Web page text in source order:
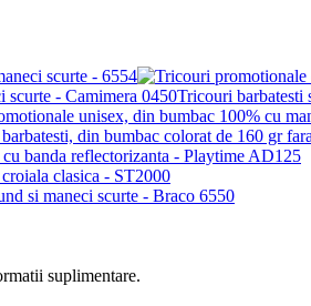
scurte - 6554
Tricouri barbatesti
unisex, din bumbac 100% cu
din bumbac colorat de 160 gr
banda reflectorizanta - Playtime AD125
clasica - ST2000
si maneci scurte - Braco 6550
suplimentare.